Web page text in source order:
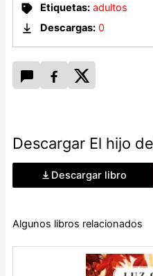
Etiquetas: adultos
Descargas: 0
Descargar El hijo
Descargar libro
Algunos libros relacionados